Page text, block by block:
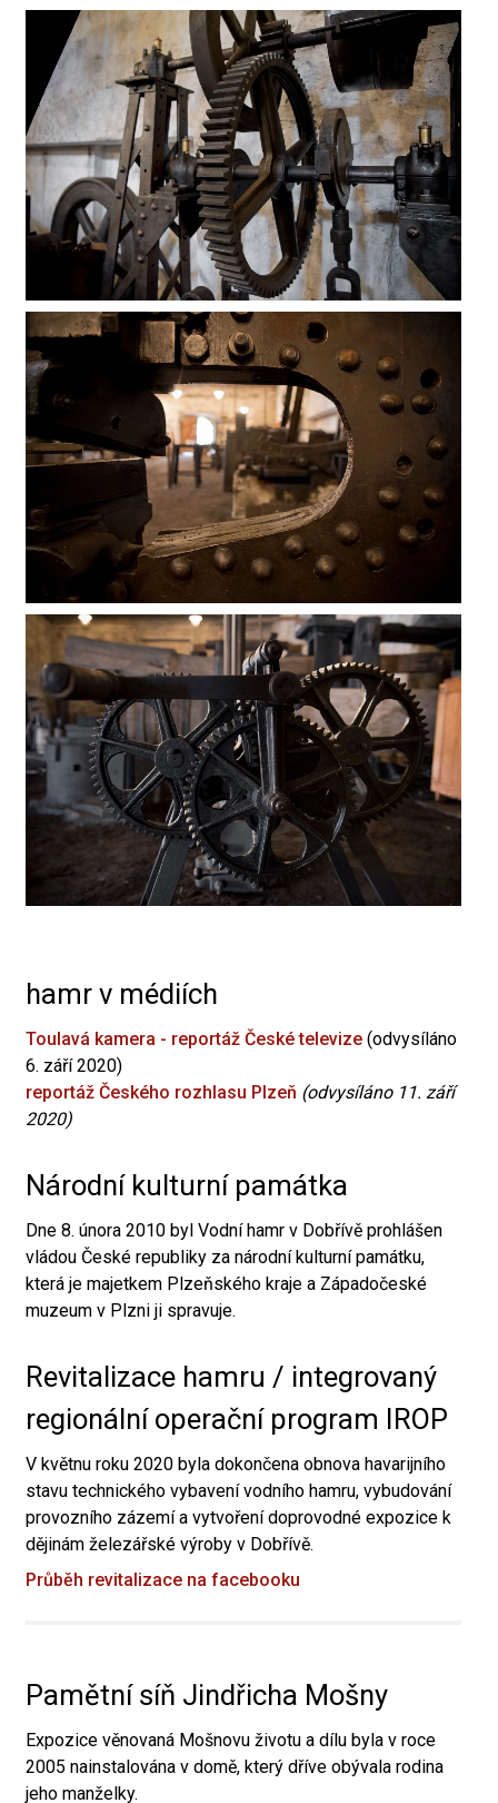
hamr v médiích
Toulavá kamera - reportáž České televize (odvysíláno
6. září 2020)
reportáž Českého rozhlasu Plzeň (odvysíláno 11. září
2020)
Národní kulturní památka
Dne 8. února 2010 byl Vodní hamr v Dobřívě prohlášen
vládou České republiky za národní kulturní památku,
která je majetkem Plzeňského kraje a Západočeské
muzeum v Plzni ji spravuje.
Revitalizace hamru / integrovaný
regionální operační program IROP
V květnu roku 2020 byla dokončena obnova havarijního
stavu technického vybavení vodního hamru, vybudování
provozního zázemí a vytvoření doprovodné expozice k
dějinám železářské výroby v Dobřívě.
Průběh revitalizace na facebooku
Pamětní síň Jindřicha Mošny
Expozice věnovaná Mošnovu životu a dílu byla v roce
2005 nainstalována v domě, který dříve obývala rodina
jeho manželky.